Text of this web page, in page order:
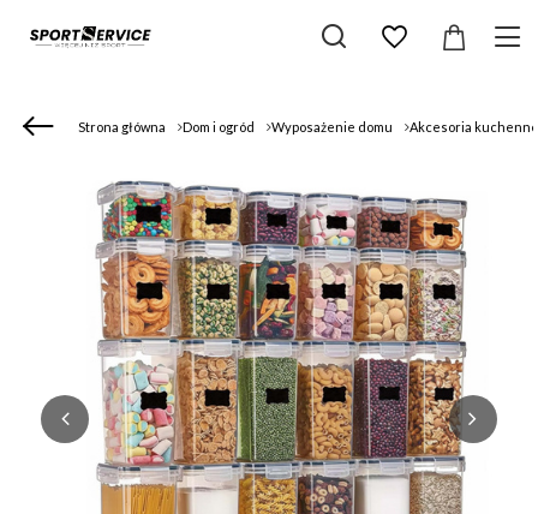
Strona główna Dom i ogród Wyposażenie domu Akcesoria